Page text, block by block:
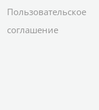
Пользовательское
соглашение